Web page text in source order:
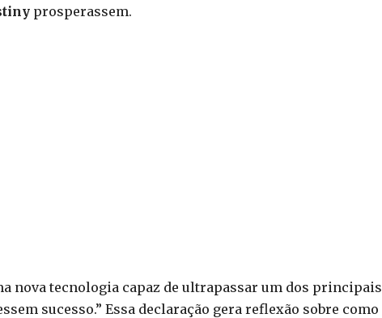
prosperassem.
nova tecnologia capaz de ultrapassar um dos principais
sucesso.” Essa declaração gera reflexão sobre como